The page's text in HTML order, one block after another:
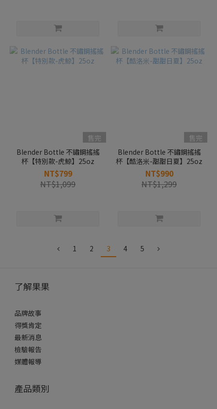
售完
Blender Bottle 不鏽鋼搖搖
杯【特別款-虎鯨】25oz
NT$799
NT$1,099
售完
Blender Bottle 不鏽鋼搖搖
杯【酷洛米-甜甜日夏】25oz
NT$990
NT$1,299
1 2 3 4 5
了解果果
品牌故事
得獎肯定
最新消息
檢驗報告
媒體報導
產品類別